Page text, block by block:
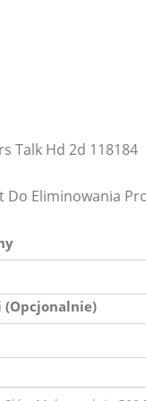
Talk Hd 2d 118184
Eliminowania
(Opcjonalnie)